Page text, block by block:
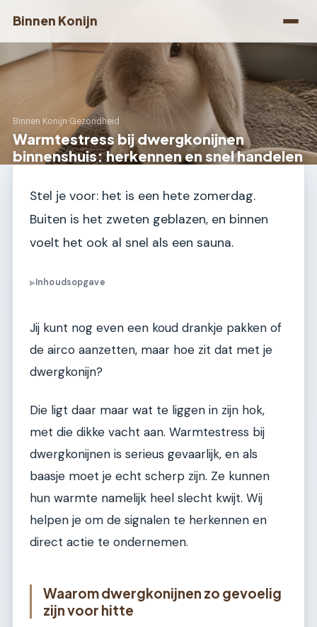
Binnen Konijn
Binnen Konijn›Gezondheid
Warmtestress bij dwergkonijnen
binnenshuis: herkennen en snel handelen
Stel je voor: het is een hete zomerdag.
Buiten is het zweten geblazen, en binnen
voelt het ook al snel als een sauna.
▶Inhoudsopgave
Jij kunt nog even een koud drankje pakken of
de airco aanzetten, maar hoe zit dat met je
dwergkonijn?
Die ligt daar maar wat te liggen in zijn hok,
met die dikke vacht aan. Warmtestress bij
dwergkonijnen is serieus gevaarlijk, en als
baasje moet je echt scherp zijn. Ze kunnen
hun warmte namelijk heel slecht kwijt. Wij
helpen je om de signalen te herkennen en
direct actie te ondernemen.
Waarom dwergkonijnen zo gevoelig
zijn voor hitte